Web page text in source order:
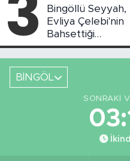
Bingöllü Seyyah,
Evliya Çelebi'nin
Bahsettiği
Bingöl'deki O
Yeri Görüntüledi
BİNGÖL
SONRAKI